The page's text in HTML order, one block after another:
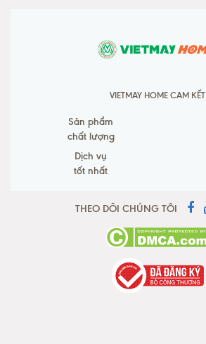
VIETMAY HOME CAM KẾT
Sản phẩm
chất lượng
Dịch vụ
tốt nhất
THEO DÕI CHÚNG TÔI